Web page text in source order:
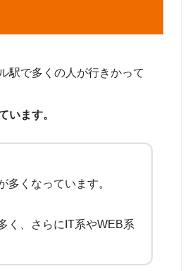
駅で多くの人が行きかって
います。
くなっています。
く、さらにIT系やWEB系